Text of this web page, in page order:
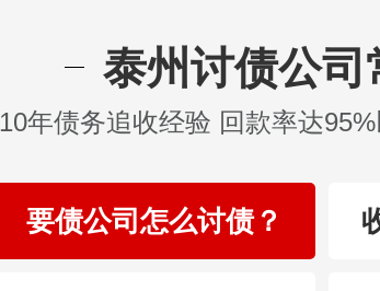
泰州讨债公司
10年债务追收经验 回款率达
要债公司怎么讨债？